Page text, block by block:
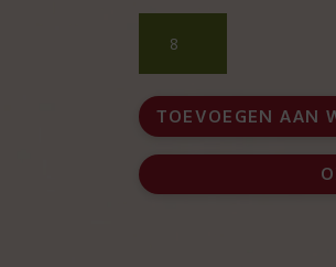
opbergpoef
kerstpakket
met
luxe
poef
en
TOEVOEGEN AAN